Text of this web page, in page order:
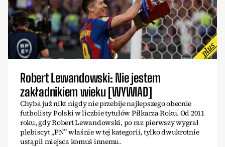
Robert Lewandowski: Nie jestem
zakładnikiem wieku [WYWIAD]
Chyba już nikt nigdy nie przebije najlepszego obecnie
futbolisty Polski w liczbie tytułów Piłkarza Roku. Od 2011
roku, gdy Robert Lewandowski, po raz pierwszy wygrał
plebiscyt „PN” właśnie w tej kategorii, tylko dwukrotnie
ustąpił miejsca komuś innemu.